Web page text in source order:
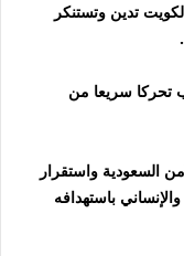
تدين وتستنكر
تحركا سريعا من
السعودية واستقرار
باستهدافه